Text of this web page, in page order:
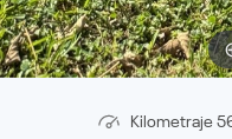
Kilometraje